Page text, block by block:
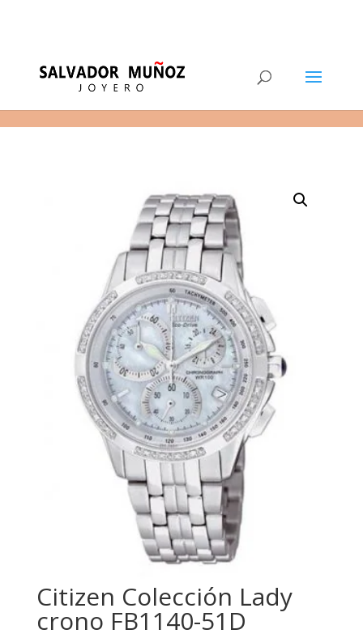
Citizen Colección Lady
crono FB1140-51D